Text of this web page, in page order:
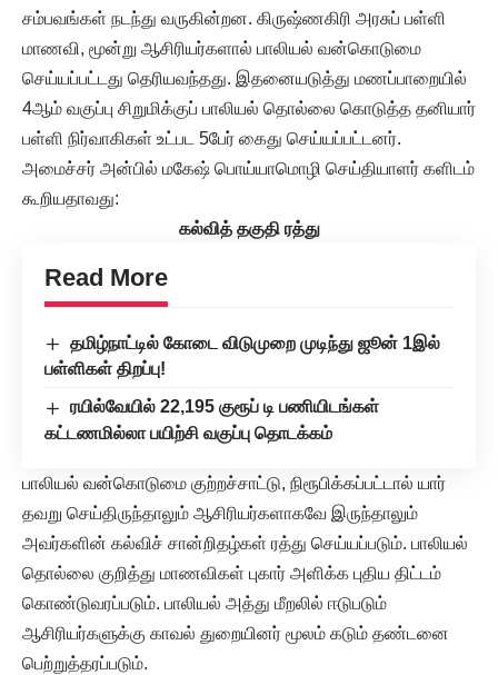
சம்பவங்கள் நடந்து வருகின்றன. கிருஷ்ணகிரி அரசுப் பள்ளி
மாணவி, மூன்று ஆசிரியர்களால் பாலியல் வன்கொடுமை
செய்யப்பட்டது தெரியவந்தது. இதனையடுத்து மணப்பாறையில்
4ஆம் வகுப்பு சிறுமிக்குப் பாலியல் தொல்லை கொடுத்த தனியார்
பள்ளி நிர்வாகிகள் உட்பட 5பேர் கைது செய்யப்பட்டனர்.
அமைச்சர் அன்பில் மகேஷ் பொய்யாமொழி செய்தியாளர் களிடம்
கூறியதாவது:
கல்வித் தகுதி ரத்து
Read More
தமிழ்நாட்டில் கோடை விடுமுறை முடிந்து ஜூன் 1இல்
பள்ளிகள் திறப்பு!
ரயில்வேயில் 22,195 குரூப் டி பணியிடங்கள்
கட்டணமில்லா பயிற்சி வகுப்பு தொடக்கம்
பாலியல் வன்கொடுமை குற்றச்சாட்டு, நிரூபிக்கப்பட்டால் யார்
தவறு செய்திருந்தாலும் ஆசிரியர்களாகவே இருந்தாலும்
அவர்களின் கல்விச் சான்றிதழ்கள் ரத்து செய்யப்படும். பாலியல்
தொல்லை குறித்து மாணவிகள் புகார் அளிக்க புதிய திட்டம்
கொண்டுவரப்படும். பாலியல் அத்து மீறலில் ஈடுபடும்
ஆசிரியர்களுக்கு காவல் துறையினர் மூலம் கடும் தண்டனை
பெற்றுத்தரப்படும்.